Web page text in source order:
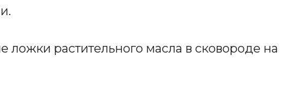
ложки растительного масла в сковороде на